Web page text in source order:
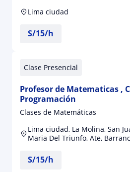
Lima ciudad
S/15/h
Clase Presencial
Profesor de Matematicas ,
Programación
Clases de Matemáticas
Lima ciudad, La Molina, San
Maria Del Triunfo, Ate,
S/15/h